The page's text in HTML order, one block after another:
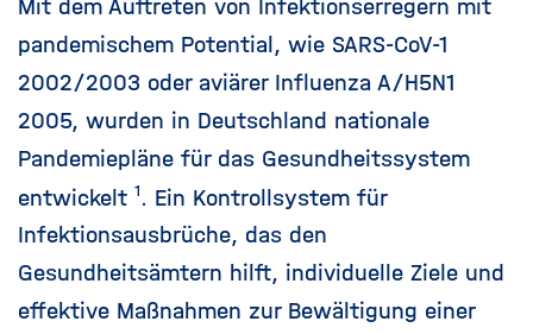
Mit dem Auftreten von Infektionserregern mit
pandemischem Potential, wie SARS-CoV-1
2002/2003 oder aviärer Influenza A/H5N1
2005, wurden in Deutschland nationale
Pandemiepläne für das Gesundheitssystem
entwickelt 1. Ein Kontrollsystem für
Infektionsausbrüche, das den
Gesundheitsämtern hilft, individuelle Ziele und
effektive Maßnahmen zur Bewältigung einer